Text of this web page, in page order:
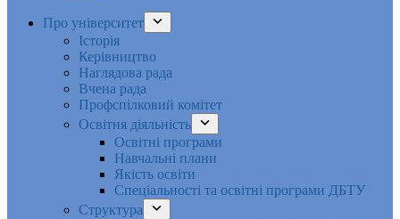
Про університет
Історія
Керівництво
Наглядова рада
Вчена рада
Профспілковий комітет
Освітня діяльність
Освітні програми
Навчальні плани
Якість освіти
Спеціальності та освітні програми ДБТУ
Структура